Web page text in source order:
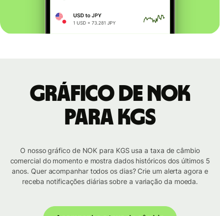
Gráfico de NOK
para KGS
O nosso gráfico de NOK para KGS usa a taxa de câmbio
comercial do momento e mostra dados históricos dos últimos 5
anos. Quer acompanhar todos os dias? Crie um alerta agora e
receba notificações diárias sobre a variação da moeda.